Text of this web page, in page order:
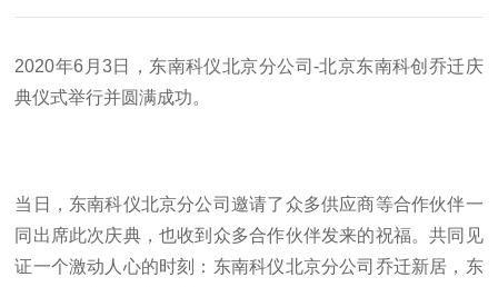
2020年6 月3日， 东南科仪北京分公司 -北京东南科创 乔迁庆
典仪式举行并圆满成功。
当日，东南科仪北京分公司 邀请了众多供应商等合作伙伴一
同出席此次庆典，也收到众多合作伙伴发来的祝福。共同见
证一个激动人心的时刻：东南科仪北京分公司 乔迁新居，东